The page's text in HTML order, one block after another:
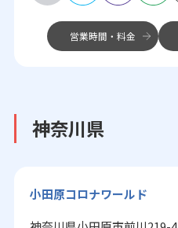
営業時間・料金
神奈川県
小田原コロナワールド